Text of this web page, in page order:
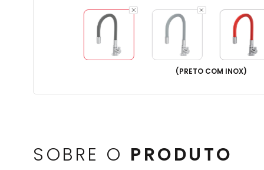
(PRETO COM INOX)
SOBRE O PRODUTO